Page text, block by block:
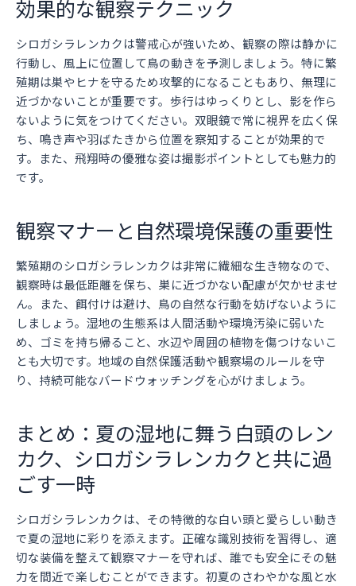
効果的な観察テクニック
シロガシラレンカクは警戒心が強いため、観察の際は静かに
行動し、風上に位置して鳥の動きを予測しましょう。特に繁
殖期は巣やヒナを守るため攻撃的になることもあり、無理に
近づかないことが重要です。歩行はゆっくりとし、影を作ら
ないように気をつけてください。双眼鏡で常に視界を広く保
ち、鳴き声や羽ばたきから位置を察知することが効果的で
す。また、飛翔時の優雅な姿は撮影ポイントとしても魅力的
です。
観察マナーと自然環境保護の重要性
繁殖期のシロガシラレンカクは非常に繊細な生き物なので、
観察時は最低距離を保ち、巣に近づかない配慮が欠かせませ
ん。また、餌付けは避け、鳥の自然な行動を妨げないように
しましょう。湿地の生態系は人間活動や環境汚染に弱いた
め、ゴミを持ち帰ること、水辺や周囲の植物を傷つけないこ
とも大切です。地域の自然保護活動や観察場のルールを守
り、持続可能なバードウォッチングを心がけましょう。
まとめ：夏の湿地に舞う白頭のレン
カク、シロガシラレンカクと共に過
ごす一時
シロガシラレンカクは、その特徴的な白い頭と愛らしい動き
で夏の湿地に彩りを添えます。正確な識別技術を習得し、適
切な装備を整えて観察マナーを守れば、誰でも安全にその魅
力を間近で楽しむことができます。初夏のさわやかな風と水